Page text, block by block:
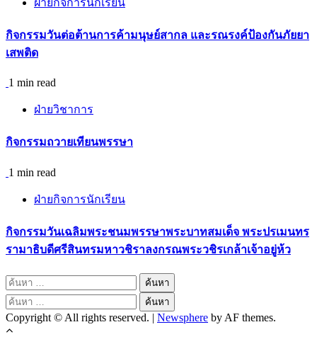
กิจกรรม​วันต่อต้านการค้ามนุษย์สากล และรณรงค์ป้องกันภัยยา
เสพติด
1 min read
ฝ่ายวิชาการ
กิจกรรมถวายเทียนพรรษา
1 min read
ฝ่ายกิจการนักเรียน
กิจกรรมวันเฉลิมพระชนมพรรษาพระบาทสมเด็จ พระปรเมนทร
รามาธิบดีศรีสินทรมหาวชิราลงกรณพระวชิรเกล้าเจ้าอยู่ห้ว
ค้นหา
สำหรับ:
ค้นหา
สำหรับ:
Copyright © All rights reserved. | Newsphere by AF themes.